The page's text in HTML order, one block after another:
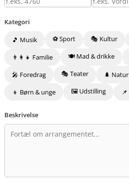
Kategori
🎵 Musik ⚽ Sport 🎭 Kultur
👨‍👩‍👧 Familie
🍽️ Mad & drikke
🎤 Foredrag 🎭 Teater 🌲
👦 Børn & unge 🖼️ Udstilling
Beskrivelse